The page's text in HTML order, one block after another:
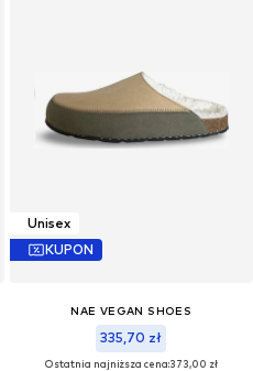
Unisex
KUPON
NAE VEGAN SHOES
335,70 zł
Ostatnia najniższa cena:373,00 zł